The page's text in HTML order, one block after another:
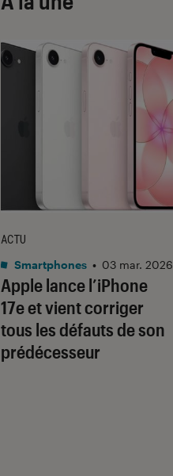
Apple lance l’iPhone
17e et vient corriger
tous les défauts de son
prédécesseur
ACTU
Smartphones • 03 mar. 2026